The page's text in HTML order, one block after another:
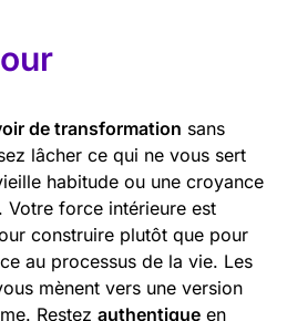
de transformation sans
lâcher ce qui ne vous sert
habitude ou une croyance
force intérieure est
construire plutôt que pour
au processus de la vie. Les
mènent vers une version
Restez authentique en